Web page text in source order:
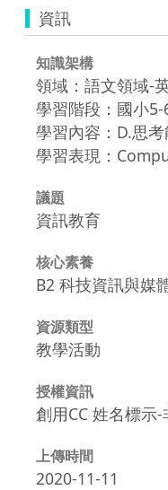
資訊
知識架構
領域：語文領域-
學習階段：國小5-
學習內容：D.思考
學習表現：
議題
資訊教育
核心素養
B2 科技資訊與媒
資源類型
教學活動
授權資訊
創用CC 姓名標示
上傳時間
2020-11-11